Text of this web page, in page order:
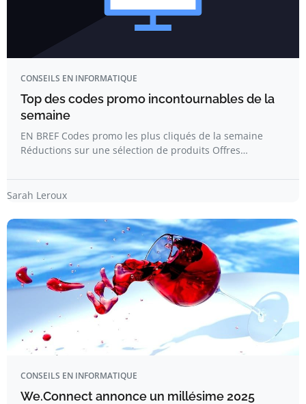
CONSEILS EN INFORMATIQUE
Top des codes promo incontournables de la
semaine
EN BREF Codes promo les plus cliqués de la semaine
Réductions sur une sélection de produits Offres…
Sarah Leroux
CONSEILS EN INFORMATIQUE
We.Connect annonce un millésime 2025